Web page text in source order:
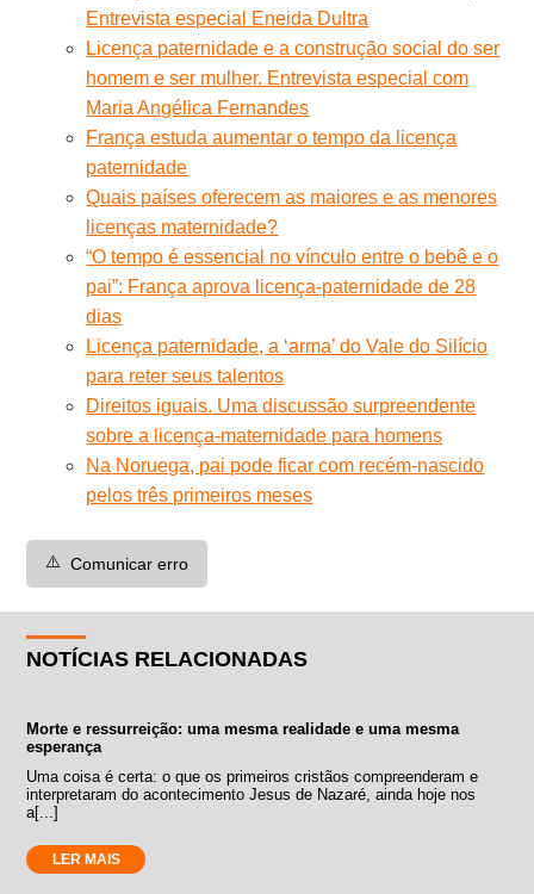
Entrevista especial Eneida Dultra
Licença paternidade e a construção social do ser
homem e ser mulher. Entrevista especial com
Maria Angélica Fernandes
França estuda aumentar o tempo da licença
paternidade
Quais países oferecem as maiores e as menores
licenças maternidade?
“O tempo é essencial no vínculo entre o bebê e o
pai”: França aprova licença-paternidade de 28
dias
Licença paternidade, a ‘arma’ do Vale do Silício
para reter seus talentos
Direitos iguais. Uma discussão surpreendente
sobre a licença-maternidade para homens
Na Noruega, pai pode ficar com recém-nascido
pelos três primeiros meses
⚠️ Comunicar erro
NOTÍCIAS RELACIONADAS
Morte e ressurreição: uma mesma realidade e uma mesma
esperança
Uma coisa é certa: o que os primeiros cristãos compreenderam e
interpretaram do acontecimento Jesus de Nazaré, ainda hoje nos
a[...]
LER MAIS